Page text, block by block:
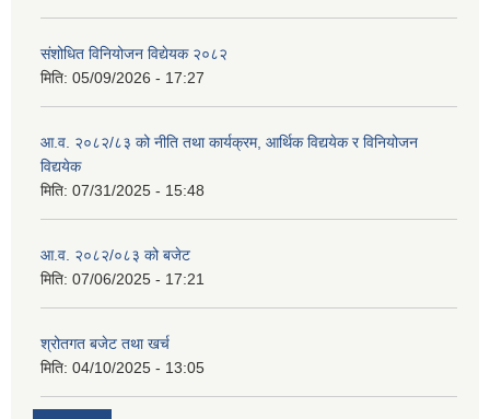
संशोधित विनियोजन विद्येयक २०८२
मिति: 05/09/2026 - 17:27
आ.व. २०८२/८३ को नीति तथा कार्यक्रम, आर्थिक विद्ययेक र विनियोजन
विद्ययेक
मिति: 07/31/2025 - 15:48
आ.व. २०८२/०८३ को बजेट
मिति: 07/06/2025 - 17:21
श्रोतगत बजेट तथा खर्च
मिति: 04/10/2025 - 13:05